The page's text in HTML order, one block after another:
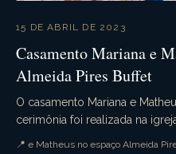
15 DE ABRIL DE 2023
Casamento Mariana e
Almeida Pires Buffet
O casamento Mariana e
cerimônia foi realizada na
recepção no belíssimo espaço
📍 e Matheus no espaço Almeida